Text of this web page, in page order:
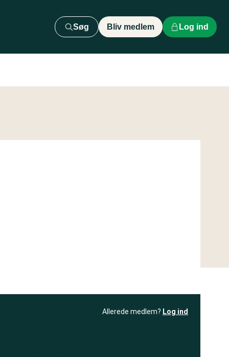
Søg Bliv medlem Log ind
Allerede medlem? Log ind